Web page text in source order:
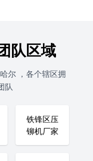
队区域
尔 ，各个辖区拥
队
铁锋区压
铆机厂家